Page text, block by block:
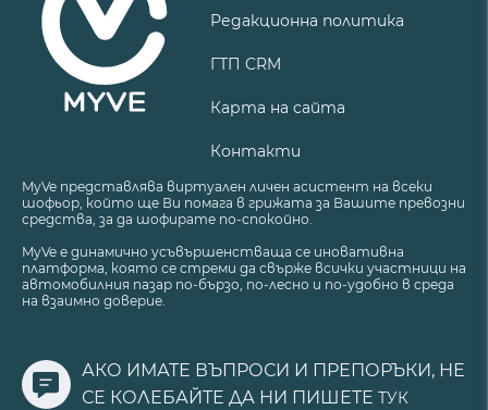
Редакционна политика
ГТП CRM
Карта на сайта
Контакти
MyVe представлява виртуален личен асистент на всеки
шофьор, който ще Ви помага в грижата за Вашите превозни
средства, за да шофирате по-спокойно.
MyVe е динамично усъвършенстваща се иновативна
платформа, която се стреми да свърже всички участници на
автомобилния пазар по-бързо, по-лесно и по-удобно в среда
на взаимно доверие.
АКО ИМАТЕ ВЪПРОСИ И ПРЕПОРЪКИ, НЕ
СЕ КОЛЕБАЙТЕ ДА НИ ПИШЕТЕ ТУК